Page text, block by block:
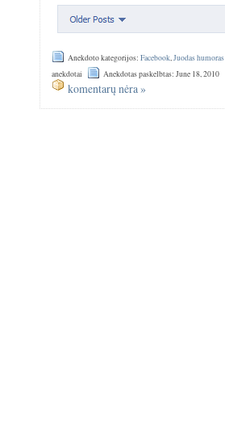
Anekdoto kategorijos:Facebook,Juodas humoras
anekdotai
Anekdotas paskelbtas: June 18, 2010
komentarų nėra »